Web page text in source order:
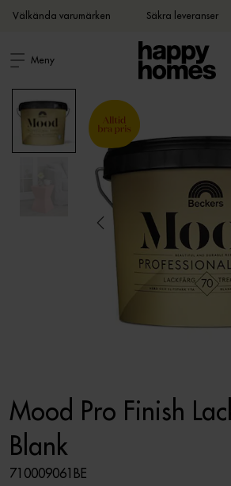
Välkända varumärken Säkra leveranser
Meny
Mood Pro Finish
Blank
710009061BE